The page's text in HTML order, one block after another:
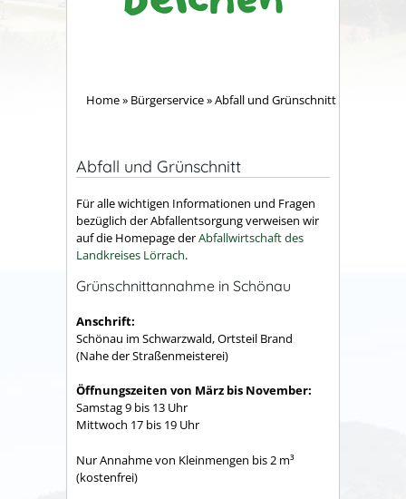
Home» Bürgerservice»Abfall und Grünschnitt
Abfall und Grünschnitt
Für alle wichtigen Informationen und Fragen
bezüglich der Abfallentsorgung verweisen wir
auf die Homepage derAbfallwirtschaft des
Landkreises Lörrach.
Grünschnittannahme in Schönau
Anschrift:
Schönau im Schwarzwald, Ortsteil Brand
(Nahe der Straßenmeisterei)
Öffnungszeiten von März bis November:
Samstag 9 bis 13 Uhr
Mittwoch 17 bis 19 Uhr
Nur Annahme von Kleinmengen bis 2 m³
(kostenfrei)